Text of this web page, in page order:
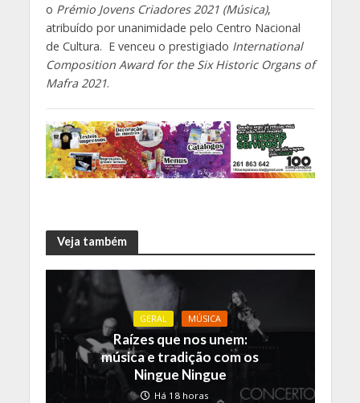
o Prémio Jovens Criadores 2021 (Música),
atribuído por unanimidade pelo Centro Nacional
de Cultura. E venceu o prestigiado International
Composition Award for the Six Historic Organs of
Mafra 2021.
Veja também
GERAL MÚSICA
Raízes que nos unem:
música e tradição com os
Ningue Ningue
Há 18 horas